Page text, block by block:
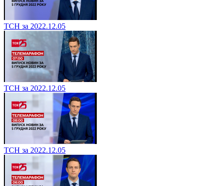
ТСН за 2022.12.05
ТСН за 2022.12.05
ТСН за 2022.12.05